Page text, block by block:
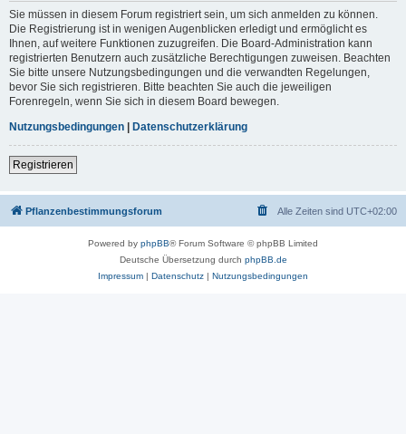
Sie müssen in diesem Forum registriert sein, um sich anmelden zu können.
Die Registrierung ist in wenigen Augenblicken erledigt und ermöglicht es
Ihnen, auf weitere Funktionen zuzugreifen. Die Board-Administration kann
registrierten Benutzern auch zusätzliche Berechtigungen zuweisen. Beachten
Sie bitte unsere Nutzungsbedingungen und die verwandten Regelungen,
bevor Sie sich registrieren. Bitte beachten Sie auch die jeweiligen
Forenregeln, wenn Sie sich in diesem Board bewegen.
Nutzungsbedingungen | Datenschutzerklärung
Registrieren
Pflanzenbestimmungsforum Alle Zeiten sind UTC+02:00
Powered by phpBB® Forum Software © phpBB Limited
Deutsche Übersetzung durch phpBB.de
Impressum | Datenschutz | Nutzungsbedingungen